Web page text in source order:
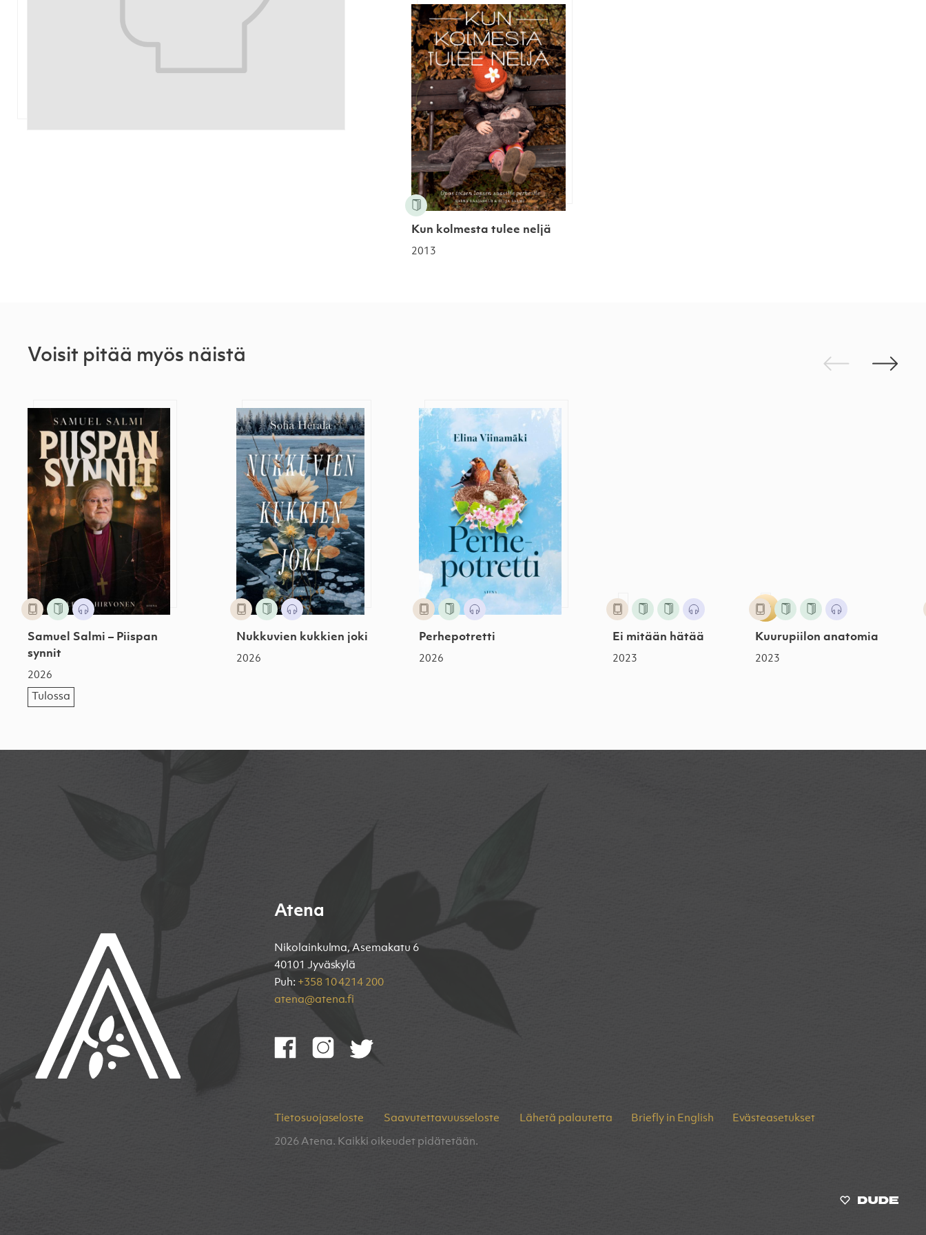
Kun kolmesta tulee neljä
Kun kolmesta tulee neljä
2013
Voisit pitää myös näistä EdellinenSeuraava
Samuel Salmi – Piispan synnit
Samuel Salmi – Piispan
synnit
2026
Tulossa
Nukkuvien kukkien joki
Nukkuvien kukkien joki
2026
Perhepotretti
Perhepotretti
2026
Ei mitään hätää
2023
Kuurupiilon anatomia
2023
Atena
Nikolainkulma, Asemakatu 6
40101 Jyväskylä
Puh: +358 10 4214 200
atena@atena.fi
Tietosuojaseloste Saavutettavuusseloste Lähetä palautetta Briefly in English Evästeasetukset
2026 Atena. Kaikki oikeudet pidätetään.